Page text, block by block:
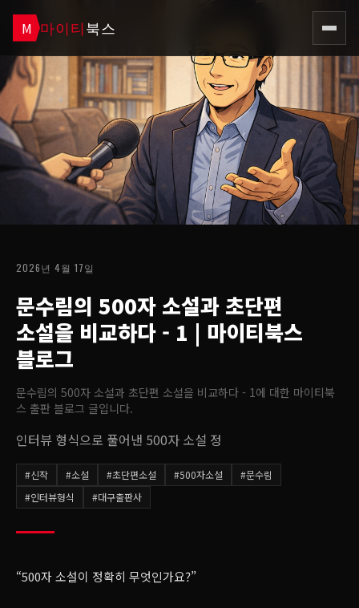
M 마이티북스
2026년 4월 17일
문수림의 500자 소설과 초단편
소설을 비교하다 - 1 | 마이티북스
블로그
문수림의 500자 소설과 초단편 소설을 비교하다 - 1에 대한 마이티북
스 출판 블로그 글입니다.
인터뷰 형식으로 풀어낸 500자 소설 정
#신작 #소설 #초단편소설 #500자소설 #문수림
#인터뷰형식 #대구출판사
“500자 소설이 정확히 무엇인가요?”